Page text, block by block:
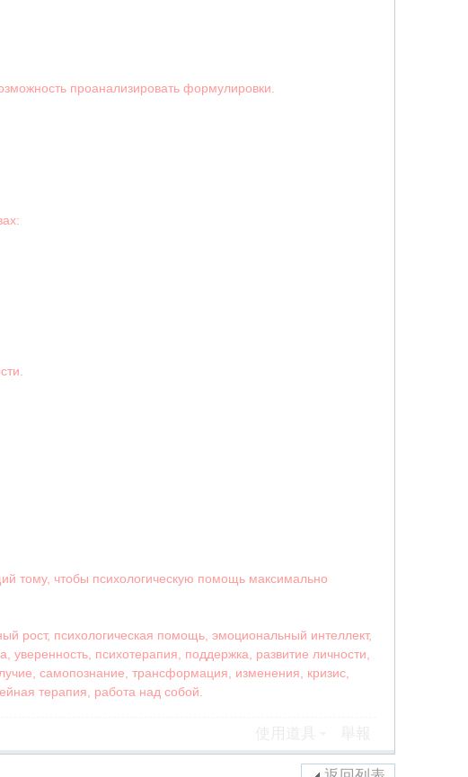
проанализировать формулировки.
тому, чтобы психологическую помощь максимально
рост, психологическая помощь, эмоциональный интеллект,
психотерапия, поддержка, развитие личности,
самопознание, трансформация, изменения, кризис,
терапия, работа над собой.